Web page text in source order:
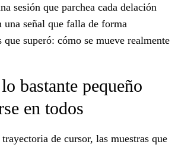
sesión que parchea cada delación
una señal que falla de forma
que superó: cómo se mueve realmente
bastante pequeño
en todos
de cursor, las muestras que